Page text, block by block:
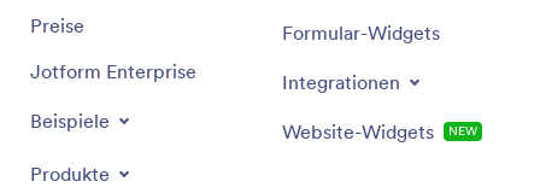
Preise
Jotform Enterprise
Beispiele
Produkte
Formular-Widgets
Integrationen
Website-Widgets NEW